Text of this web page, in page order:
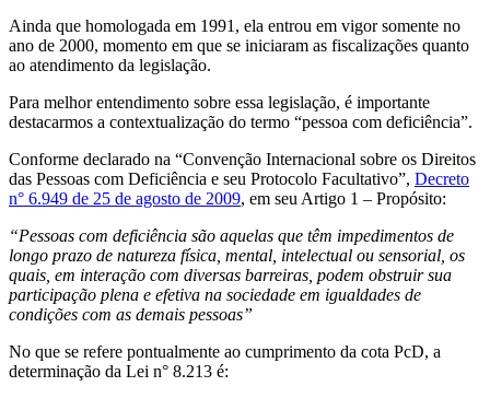
Ainda que homologada em 1991, ela entrou em vigor somente no
ano de 2000, momento em que se iniciaram as fiscalizações quanto
ao atendimento da legislação.
Para melhor entendimento sobre essa legislação, é importante
destacarmos a contextualização do termo “pessoa com deficiência”.
Conforme declarado na “Convenção Internacional sobre os Direitos
das Pessoas com Deficiência e seu Protocolo Facultativo”, Decreto
n° 6.949 de 25 de agosto de 2009, em seu Artigo 1 – Propósito:
“Pessoas com deficiência são aquelas que têm impedimentos de
longo prazo de natureza física, mental, intelectual ou sensorial, os
quais, em interação com diversas barreiras, podem obstruir sua
participação plena e efetiva na sociedade em igualdades de
condições com as demais pessoas”
No que se refere pontualmente ao cumprimento da cota PcD, a
determinação da Lei n° 8.213 é: